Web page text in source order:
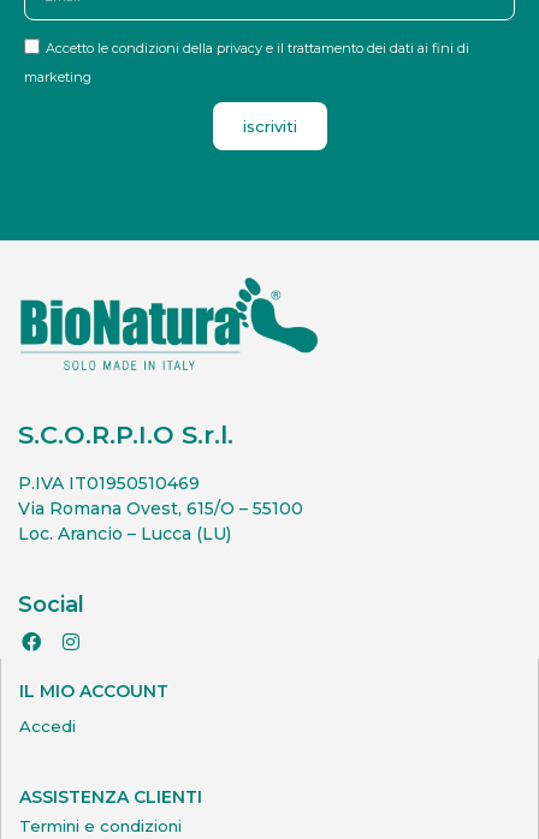
Accetto le condizioni della privacy e il trattamento dei dati ai fini di
marketing
iscriviti
S.C.O.R.P.I.O S.r.l.
P.IVA IT01950510469
Via Romana Ovest, 615/O – 55100
Loc. Arancio – Lucca (LU)
Social
IL MIO ACCOUNT
Accedi
ASSISTENZA CLIENTI
Termini e condizioni